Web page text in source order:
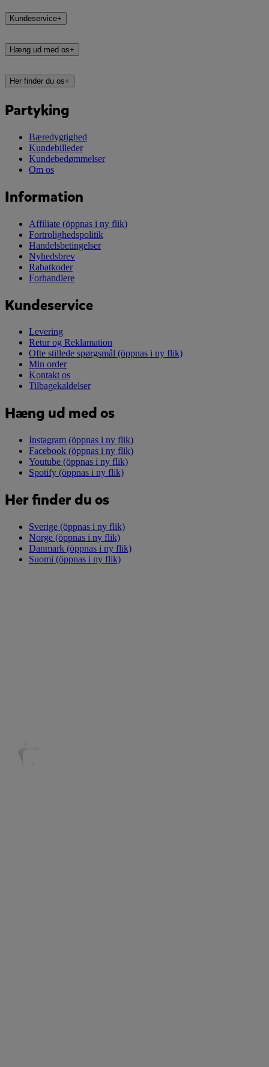
Kundeservice+
Hæng ud med os+
Her finder du os+
Partyking
Bæredygtighed
Kundebilleder
Kundebedømmelser
Om os
Information
Affiliate (öppnas i ny flik)
Fortrolighedspolitik
Handelsbetingelser
Nyhedsbrev
Rabatkoder
Forhandlere
Kundeservice
Levering
Retur og Reklamation
Ofte stillede spørgsmål (öppnas i ny flik)
Min order
Kontakt os
Tilbagekaldelser
Hæng ud med os
Instagram (öppnas i ny flik)
Facebook (öppnas i ny flik)
Youtube (öppnas i ny flik)
Spotify (öppnas i ny flik)
Her finder du os
Sverige (öppnas i ny flik)
Norge (öppnas i ny flik)
Danmark (öppnas i ny flik)
Suomi (öppnas i ny flik)